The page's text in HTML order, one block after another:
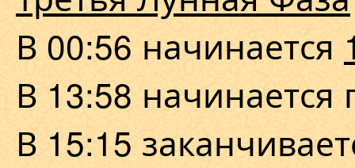
В 00:56 начинается
В 13:58
В 15:15